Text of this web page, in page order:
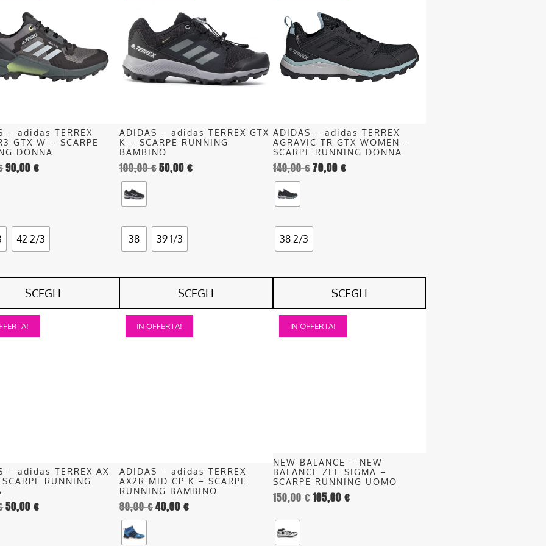
recente
– adidas TERREX
GTX W – SCARPE
DONNA
90,00€
42 2/3
SCEGLI
ADIDAS – adidas TERREX GTX
K – SCARPE RUNNING
BAMBINO
100,00€50,00€
38 39 1/3
SCEGLI
varianti.
opzioni
possono
pagina
del
prodotto
ADIDAS – adidas TERREX
AGRAVIC TR GTX WOMEN –
SCARPE RUNNING DONNA
140,00€70,00 €
38 2/3
SCEGLI
più
varianti.
opzioni
possono
pagina
del
prodotto
– adidas TERREX AX
RUNNING
50,00€
IN OFFERTA!
ADIDAS – adidas TERREX
AX2R MID CP K – SCARPE
RUNNING BAMBINO
80,00€40,00€
Questo
prodotto
pagina
del
prodotto
IN OFFERTA!
NEW BALANCE – NEW
BALANCE ZEE SIGMA –
SCARPE RUNNING UOMO
150,00€105,00 €
Questo
prodotto
nella
pagina
del
prodotto